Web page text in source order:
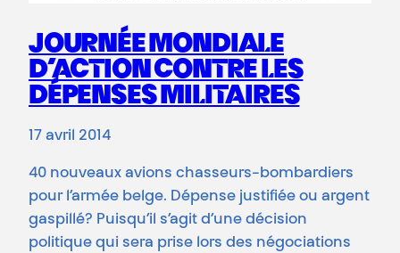
JOURNÉE MONDIALE
D’ACTION CONTRE LES
DÉPENSES MILITAIRES
17 avril 2014
40 nouveaux avions chasseurs-bombardiers
pour l’armée belge. Dépense justifiée ou argent
gaspillé? Puisqu’il s’agit d’une décision
politique qui sera prise lors des négociations